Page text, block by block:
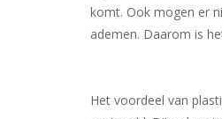
komt. Ook mogen er
ademen. Daarom is
Het voordeel van